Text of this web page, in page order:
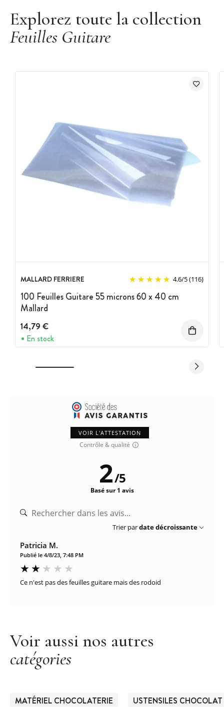
Explorez toute la collection
Feuilles Guitare
MALLARD FERRIERE 4.6/5(116)
100 Feuilles Guitare 55 microns 60 x 40 cm
Mallard
14,79 €
En stock
VOIR L'ATTESTATION
Contrôle & qualité
2/5
Basé sur 1 avis
Trier pardate décroissante
Patricia M.
Publié le 4/8/23, 7:48 PM
Ce n'est pas des feuilles guitare mais des rodoid
Voir aussi nos autres
catégories
MATÉRIEL CHOCOLATERIE USTENSILES CHOCOLAT